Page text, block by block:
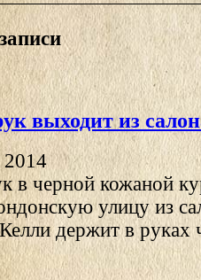
выходит из
2014
в черной кожаной
улицу из
держит в руках